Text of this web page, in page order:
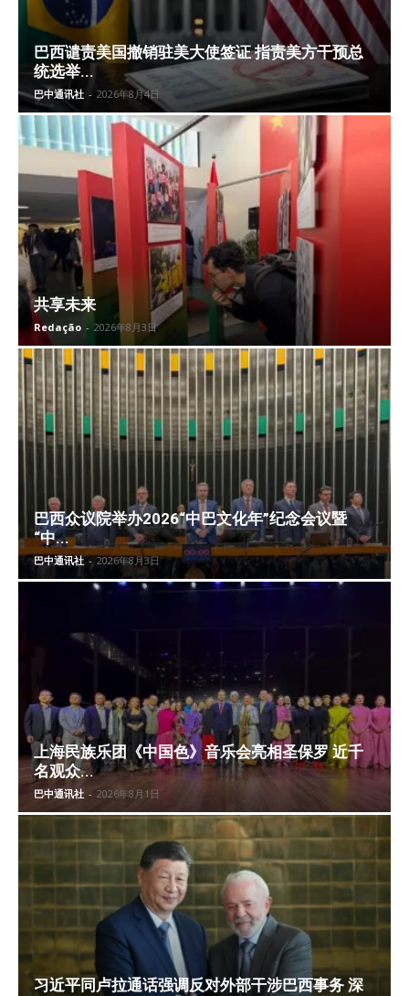
巴西谴责美国撤销驻美大使签证 指责美方干预总
统选举...
巴中通讯社 - 2026年8月4日
共享未来
Redação - 2026年8月3日
巴西众议院举办2026“中巴文化年”纪念会议暨
“中...
巴中通讯社 - 2026年8月3日
上海民族乐团《中国色》音乐会亮相圣保罗 近千
名观众...
巴中通讯社 - 2026年8月1日
习近平同卢拉通话强调反对外部干涉巴西事务 深